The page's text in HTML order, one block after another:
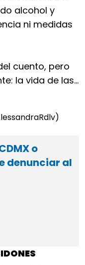
alcohol y
ni medidas
cuento, pero
la vida de las…
o
denunciar al